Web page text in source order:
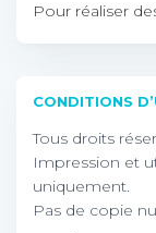
Pour réaliser
CONDITIONS
Tous droits
Impression et
uniquement.
Pas de copie